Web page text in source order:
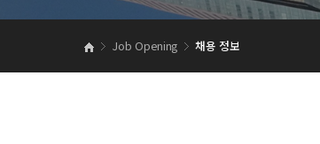
Job Opening 채용 정보